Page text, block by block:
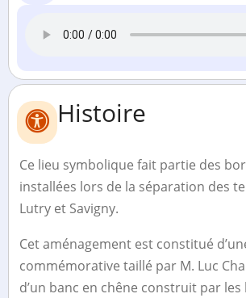
Histoire
Ce lieu symbolique fait partie des
installées lors de la séparation des
Lutry et Savigny.
Cet aménagement est constitué
commémorative taillé par M. Luc
d’un banc en chêne construit par